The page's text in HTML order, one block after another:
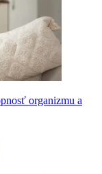
organizmu a